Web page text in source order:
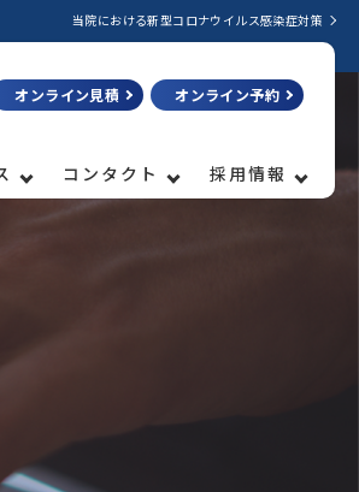
当院における新型コロナウイルス感染症対策
オンライン見積 オンライン予約
コンタクト 採用情報